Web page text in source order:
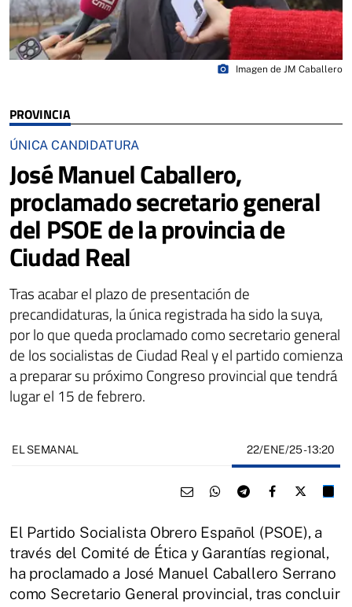
PROVINCIA
ÚNICA CANDIDATURA
José Manuel Caballero,
proclamado secretario general
del PSOE de la provincia de
Ciudad Real
Tras acabar el plazo de presentación de
precandidaturas, la única registrada ha sido la suya,
por lo que queda proclamado como secretario general
de los socialistas de Ciudad Real y el partido comienza
a preparar su próximo Congreso provincial que tendrá
lugar el 15 de febrero.
photo_camera Imagen de JM Caballero
EL SEMANAL 22/ENE/25- 13:20
El Partido Socialista Obrero Español (PSOE), a
través del Comité de Ética y Garantías regional,
ha proclamado a José Manuel Caballero Serrano
como Secretario General provincial, tras concluir